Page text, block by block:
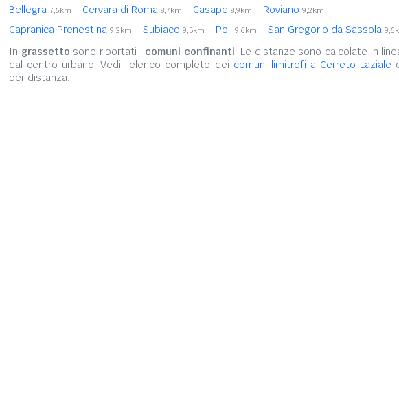
Bellegra 7,6km Cervara di Roma 8,7km Casape 8,9km Roviano 9,2km
Capranica Prenestina 9,3km Subiaco 9,5km Poli 9,6km San Gregorio da Sassola
In grassetto sono riportati i comuni confinanti. Le distanze sono calcolate in
dal centro urbano. Vedi l'elenco completo dei comuni limitrofi a Cerreto Laziale
per distanza.